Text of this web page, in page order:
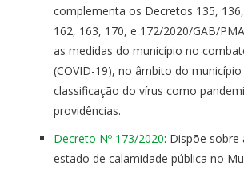
complementa os Decretos 135,
162, 163, 170, e 172/2020/GAB/
as medidas do município no
(COVID-19), no âmbito do
classificação do vírus como
providências.
Decreto Nº 173/2020: Dispõe sobre
estado de calamidade pública no